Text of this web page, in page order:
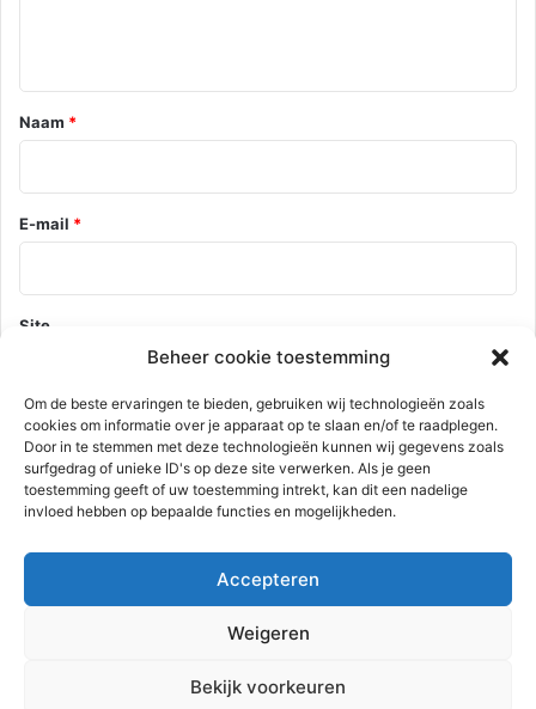
Beheer cookie toestemming
Om de beste ervaringen te bieden, gebruiken wij technologieën zoals
cookies om informatie over je apparaat op te slaan en/of te raadplegen.
Door in te stemmen met deze technologieën kunnen wij gegevens zoals
surfgedrag of unieke ID's op deze site verwerken. Als je geen
toestemming geeft of uw toestemming intrekt, kan dit een nadelige
invloed hebben op bepaalde functies en mogelijkheden.
Accepteren
Weigeren
Bekijk voorkeuren
*
Naam *
E-mail *
Site
Mijn naam, e-mail en site opslaan in deze browser voor de
volgende keer wanneer ik een reactie plaats.
reactie gegevens worden verwerkt .